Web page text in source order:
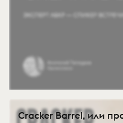
Cracker Barrel, или